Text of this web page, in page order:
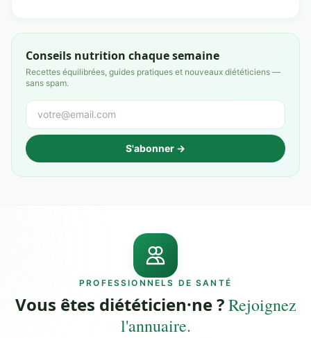
Conseils nutrition chaque semaine
Recettes équilibrées, guides pratiques et nouveaux diététiciens —
sans spam.
S'abonner →
PROFESSIONNELS DE SANTÉ
Vous êtes diététicien·ne ?Rejoignez
l'annuaire.